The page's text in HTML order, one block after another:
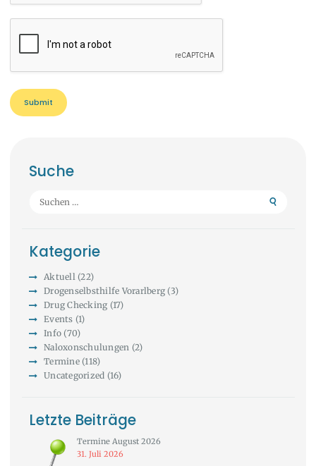
Suche
Suchen
Kategorie
Aktuell (22)
Drogenselbsthilfe Vorarlberg (3)
Drug Checking (17)
Events (1)
Info (70)
Naloxonschulungen (2)
Termine(118)
Uncategorized (16)
Letzte Beiträge
Termine August 2026
31. Juli 2026